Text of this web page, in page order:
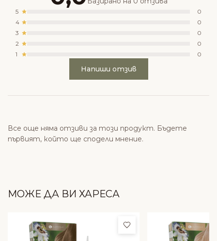
5
0
4
0
3
0
2
0
1
0
Напиши отзив
Все още няма отзиви за този продукт. Бъдете
първият, който ще сподели мнение.
МОЖЕ ДА ВИ ХАРЕСА
Добави в любими